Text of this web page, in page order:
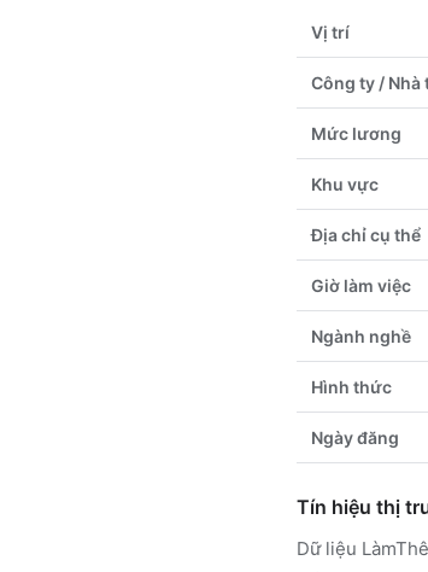
Vị trí
Công ty / Nhà
Mức lương
Khu vực
Địa chỉ cụ thể
Giờ làm việc
Ngành nghề
Hình thức
Ngày đăng
Tín hiệu thị
Dữ liệu